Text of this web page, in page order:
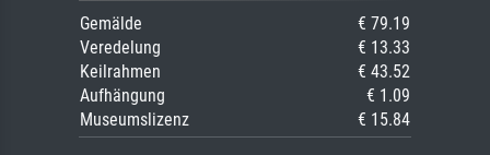
Gemälde
€ 79.19
Veredelung
€ 13.33
Keilrahmen
€ 43.52
Aufhängung
€ 1.09
Museumslizenz
€ 15.84